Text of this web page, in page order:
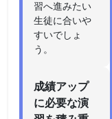
習へ進みたい
生徒に合いや
すいでしょ
う。
成績アップ
に必要な演